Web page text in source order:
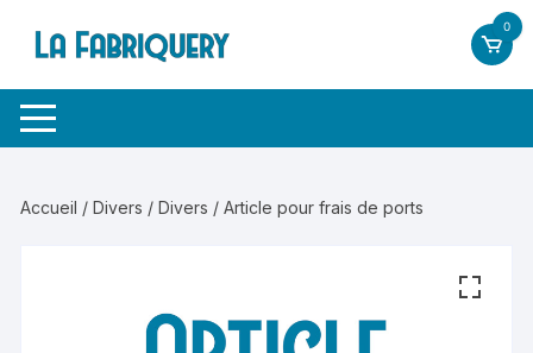
0
Accueil /Divers /Divers / Article pour frais de ports